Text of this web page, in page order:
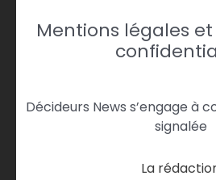
Mentions légales
Décideurs News s’engage à
signalée
La